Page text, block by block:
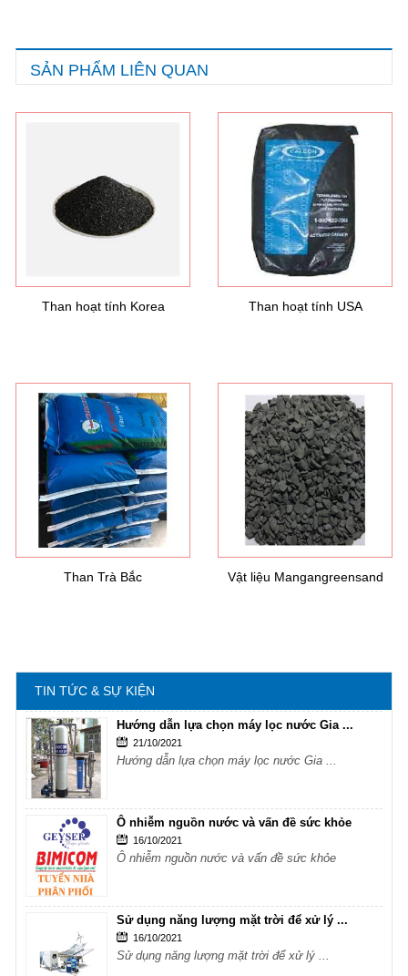
SẢN PHẨM LIÊN QUAN
Than hoạt tính Korea Than hoạt tính USA
Than Trà Bắc Vật liệu Mangangreensand
TIN TỨC & SỰ KIỆN
Hướng dẫn lựa chọn máy lọc nước Gia ...
21/10/2021
Hướng dẫn lựa chọn máy lọc nước Gia ...
Ô nhiễm nguồn nước và vấn đề sức khỏe
16/10/2021
Hướng dẫn lựa chọn máy lọc nước Gia ...
21/10/2021
Hướng dẫn lựa chọn máy lọc nước Gia ...
Ô nhiễm nguồn nước và vấn đề sức khỏe
16/10/2021
Ô nhiễm nguồn nước và vấn đề sức khỏe
Sử dụng năng lượng mặt trời để xử lý ...
16/10/2021
Sử dụng năng lượng mặt trời để xử lý ...